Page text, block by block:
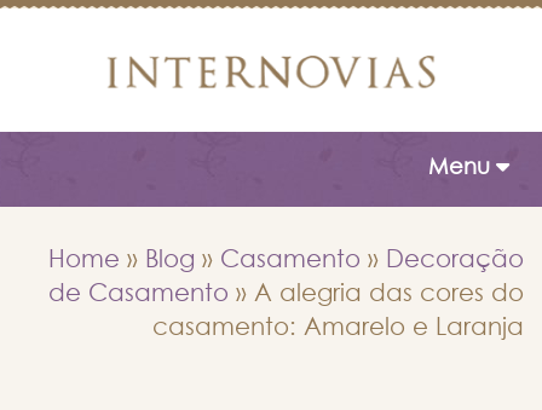
Toggle
Menu
Home » Blog » Casamento »
Decoração
de Casamento » A alegria das cores do
casamento: Amarelo e Laranja